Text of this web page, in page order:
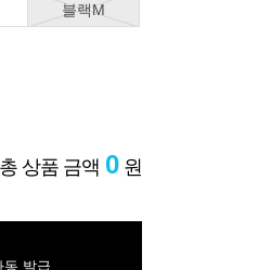
블랙M
총 상품 금액 0 원
동 발급